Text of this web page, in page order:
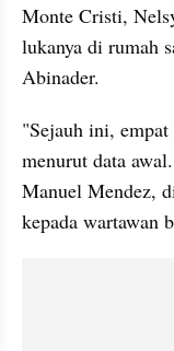
Monte Cristi,
lukanya di rumah
Abinader.
"Sejauh ini,
menurut data
Manuel Mendez,
kepada wartawan